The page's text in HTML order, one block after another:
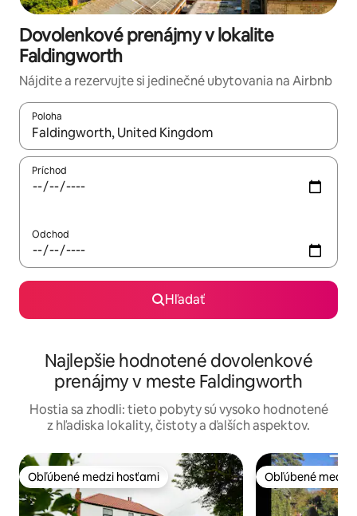
Dovolenkové prenájmy v lokalite
Faldingworth
Nájdite a rezervujte si jedinečné ubytovania na Airbnb
Poloha
Keď budú výsledky k dispozícii, môžete si ich prechádzať
Príchod
Odchod
Hľadať
Najlepšie hodnotené dovolenkové
prenájmy v meste Faldingworth
Hostia sa zhodli: tieto pobyty sú vysoko hodnotené
z hľadiska lokality, čistoty a ďalších aspektov.
Obľúbené medzi hosťami
Obľúbené medzi hosťami Obľúbené medzi
Obľúbené medzi